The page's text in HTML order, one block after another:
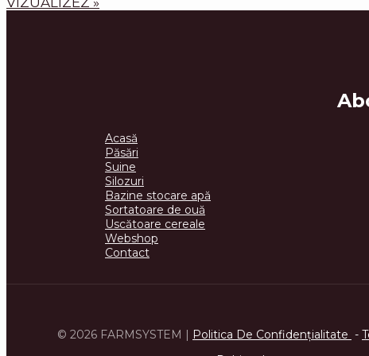
Acasă
Păsări
Suine
Silozuri
Bazine stocare apă
Sortatoare de ouă
Uscătoare cereale
Webshop
Contact
© 2026 FARMSYSTEM | Politica De Confidenţialitate -